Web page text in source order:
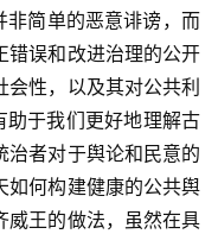
错误和改进治理的公开
性，以及其对公共利
助于我们更好地理解古
治者对于舆论和民意的
如何构建健康的公共舆
威王的做法，虽然在具